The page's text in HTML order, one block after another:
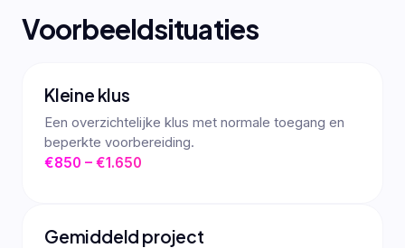
Voorbeeldsituaties
Kleine klus
Een overzichtelijke klus met normale toegang en
beperkte voorbereiding.
€850 – €1.650
Gemiddeld project